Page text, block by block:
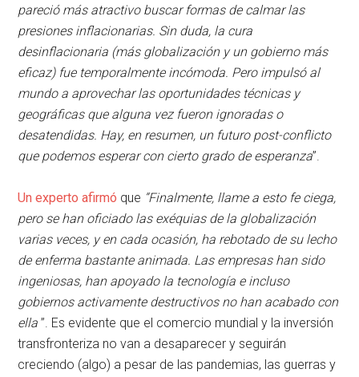
pareció más atractivo buscar formas de calmar las
presiones inflacionarias. Sin duda, la cura
desinflacionaria (más globalización y un gobierno más
eficaz) fue temporalmente incómoda. Pero impulsó al
mundo a aprovechar las oportunidades técnicas y
geográficas que alguna vez fueron ignoradas o
desatendidas. Hay, en resumen, un futuro post-conflicto
que podemos esperar con cierto grado de esperanza”.
Un experto afirmó que “Finalmente, llame a esto fe ciega,
pero se han oficiado las exéquias de la globalización
varias veces, y en cada ocasión, ha rebotado de su lecho
de enferma bastante animada. Las empresas han sido
ingeniosas, han apoyado la tecnología e incluso
gobiernos activamente destructivos no han acabado con
ella ”. Es evidente que el comercio mundial y la inversión
transfronteriza no van a desaparecer y seguirán
creciendo (algo) a pesar de las pandemias, las guerras y